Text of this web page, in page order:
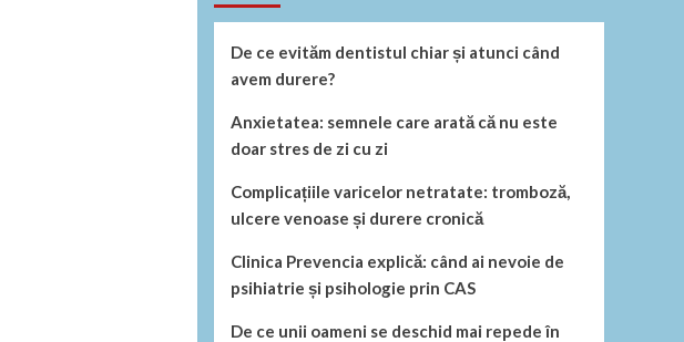
De ce evităm dentistul chiar și atunci când
avem durere?
Anxietatea: semnele care arată că nu este
doar stres de zi cu zi
Complicațiile varicelor netratate: tromboză,
ulcere venoase și durere cronică
Clinica Prevencia explică: când ai nevoie de
psihiatrie și psihologie prin CAS
De ce unii oameni se deschid mai repede în